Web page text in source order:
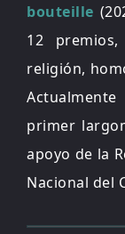
bouteille
12
religión,
primer
apoyo de la
Nacional del